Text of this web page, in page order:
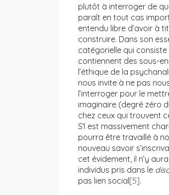
plutôt à interroger de
paraît en tout cas
entendu libre d’avoir à
construire. Dans son
catégorielle qui
contiennent des sous-
l’éthique de la
nous invite à ne pas
l’interroger pour le
imaginaire (degré zéro
chez ceux qui trouvent
S1 est massivement
pourra être travaillé à
nouveau savoir
cet évidement, il n’y
individus pris dans le
pas lien social[5].